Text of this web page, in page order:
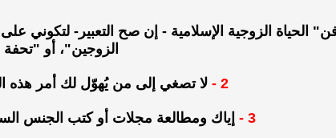
الحياة الزوجية الإسلامية - إن صح التعبير- لتكوني
الزوجين"، أو
2 - لا تصغي إلى من يُهوّل لك أمر هذه
3 - إياك ومطالعة مجلات أو كتب الجنس